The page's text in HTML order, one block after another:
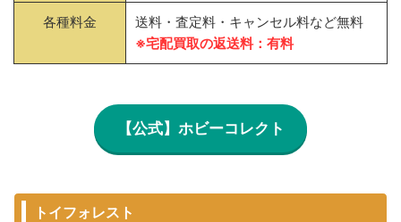
各種料金
送料・査定料・キャンセル料など無料
※宅配買取の返送料：有料
【公式】ホビーコレクト
トイフォレスト